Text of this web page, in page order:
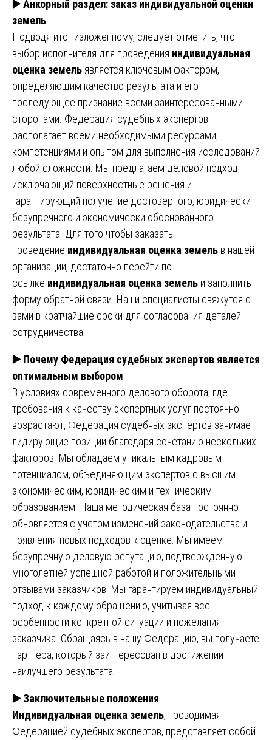
▶️Анкорный раздел: заказ индивидуальной оценки
земель
Подводя итог изложенному, следует отметить, что
выбор исполнителя для проведения индивидуальная
оценка земель является ключевым фактором,
определяющим качество результата и его
последующее признание всеми заинтересованными
сторонами. Федерация судебных экспертов
располагает всеми необходимыми ресурсами,
компетенциями и опытом для выполнения исследований
любой сложности. Мы предлагаем деловой подход,
исключающий поверхностные решения и
гарантирующий получение достоверного, юридически
безупречного и экономически обоснованного
результата. Для того чтобы заказать
проведение индивидуальная оценка земель в нашей
организации, достаточно перейти по
ссылке индивидуальная оценка земель и заполнить
форму обратной связи. Наши специалисты свяжутся с
вами в кратчайшие сроки для согласования деталей
сотрудничества.
▶️Почему Федерация судебных экспертов является
оптимальным выбором
В условиях современного делового оборота, где
требования к качеству экспертных услуг постоянно
возрастают, Федерация судебных экспертов занимает
лидирующие позиции благодаря сочетанию нескольких
факторов. Мы обладаем уникальным кадровым
потенциалом, объединяющим экспертов с высшим
экономическим, юридическим и техническим
образованием. Наша методическая база постоянно
обновляется с учетом изменений законодательства и
появления новых подходов к оценке. Мы имеем
безупречную деловую репутацию, подтвержденную
многолетней успешной работой и положительными
отзывами заказчиков. Мы гарантируем индивидуальный
подход к каждому обращению, учитывая все
особенности конкретной ситуации и пожелания
заказчика. Обращаясь в нашу Федерацию, вы получаете
партнера, который заинтересован в достижении
наилучшего результата.
▶️Заключительные положения
Индивидуальная оценка земель, проводимая
Федерацией судебных экспертов, представляет собой